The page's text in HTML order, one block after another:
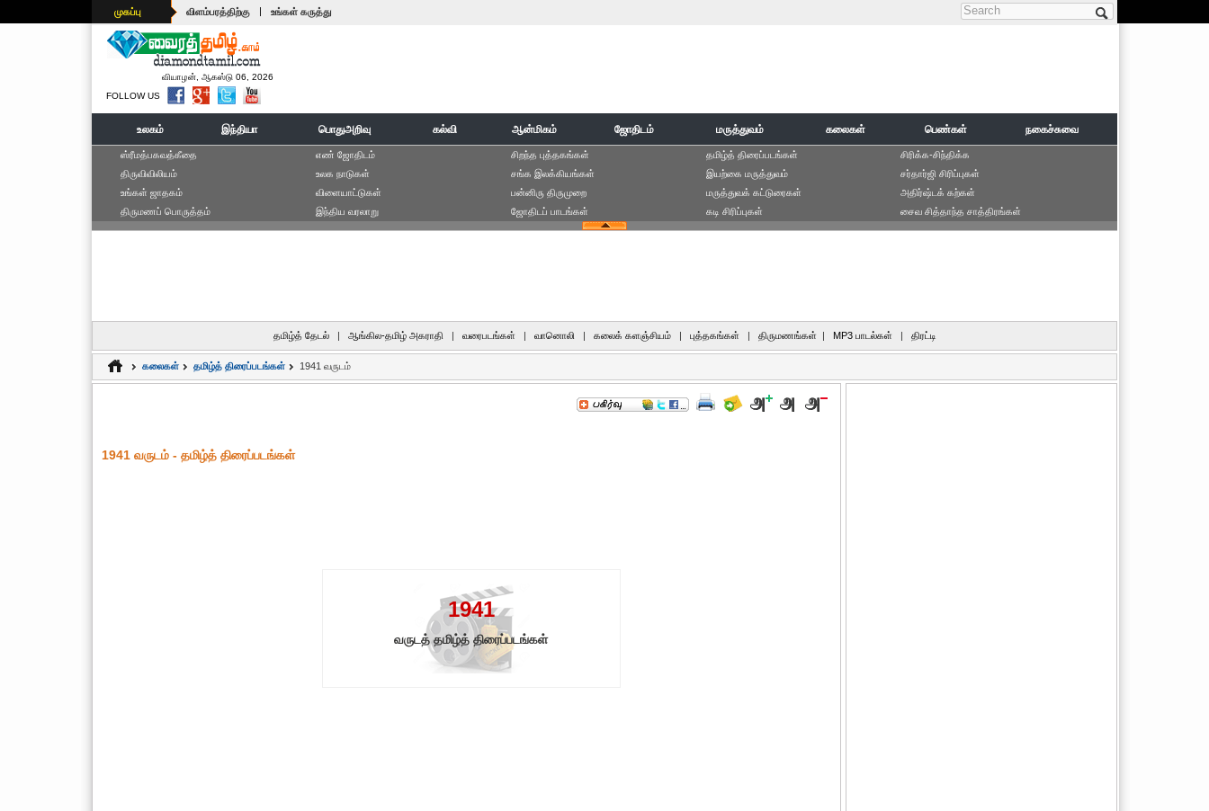
முகப்பு விளம்பரத்திற்கு | உங்கள் கருத்து Search form
வியாழன், ஆகஸ்டு 06, 2026
FOLLOW US
உலகம் இந்தியா பொதுஅறிவு கல்வி ஆன்மிகம் ஜோதிடம் மருத்துவம் கலைகள் பெண்கள் நகைச்சுவை
ஸ்ரீமத்பகவத்கீதை
திருவிவிலியம்
உங்கள் ஜாதகம்
திருமணப் பொருத்தம்
எ‌ண் ஜோ‌திட‌ம்
உலக நாடுகள்
விளையாட்டுகள்
இந்திய வரலாறு
சிறந்த புத்தகங்கள்
சங்க இலக்கியங்கள்
பன்னிரு திருமுறை
ஜோதிடப் பாடங்கள்
தமிழ்த் திரைப்படங்கள்
இயற்கை மருத்துவம்
மருத்துவக் கட்டுரைகள்
கடி சிரிப்புகள்
சிரிக்க-சிந்திக்க
சர்தார்ஜி சிரிப்புகள்
அதிர்ஷ்டக் கற்கள்
சைவ சித்தாந்த சாத்திரங்கள்
தமிழ்த் தேடல் | ஆங்கில-தமிழ் அகராதி | வரைபடங்கள் | வானொலி | கலைக் களஞ்சியம் | புத்தகங்கள் | திருமணங்கள் | MP3 பாடல்கள் | திரட்டி
கலைகள் தமிழ்த் திரைப்படங்கள் 1941 வருடம்
1941 வருடம் - தமிழ்த் திரைப்படங்கள்
1941
வருடத் தமிழ்த் திரைப்படங்கள்